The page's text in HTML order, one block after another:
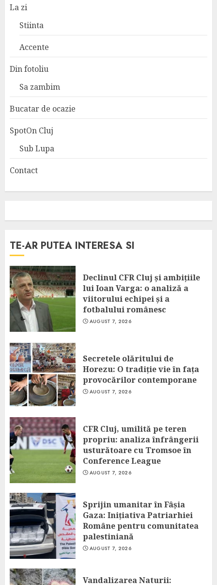
La zi
Stiinta
Accente
Din fotoliu
Sa zambim
Bucatar de ocazie
SpotOn Cluj
Sub Lupa
Contact
TE-AR PUTEA INTERESA SI
Declinul CFR Cluj și ambițiile
lui Ioan Varga: o analiză a
viitorului echipei și a
fotbalului românesc
AUGUST 7, 2026
Secretele olăritului de
Horezu: O tradiție vie în fața
provocărilor contemporane
AUGUST 7, 2026
CFR Cluj, umilită pe teren
propriu: analiza înfrângerii
usturătoare cu Tromsoe în
Conference League
AUGUST 7, 2026
Sprijin umanitar în Fâșia
Gaza: Inițiativa Patriarhiei
Române pentru comunitatea
palestiniană
AUGUST 7, 2026
Vandalizarea Naturii: